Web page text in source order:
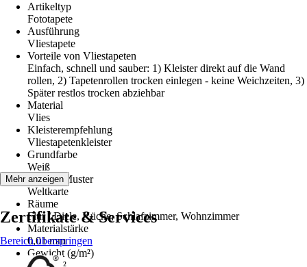
Artikeltyp
Fototapete
Ausführung
Vliestapete
Vorteile von Vliestapeten
Einfach, schnell und sauber: 1) Kleister direkt auf die Wand
rollen, 2) Tapetenrollen trocken einlegen - keine Weichzeiten, 3)
Später restlos trocken abziehbar
Material
Vlies
Kleisterempfehlung
Vliestapetenkleister
Grundfarbe
Weiß
Dekor / Muster
Weltkarte
Räume
Flur / Diele, Küche, Schlafzimmer, Wohnzimmer
Materialstärke
0,01 mm
Gewicht (g/m²)
Mehr anzeigen
Zertifikate & Services
Bereich überspringen